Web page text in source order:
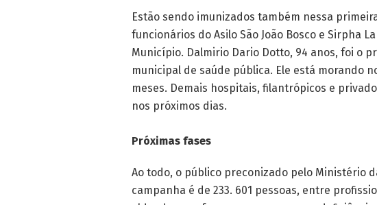
Estão sendo imunizados também nessa
funcionários do Asilo São João Bosco e Sirpha
Município. Dalmirio Dario Dotto, 94 anos, foi o
municipal de saúde pública. Ele está morando
meses. Demais hospitais, filantrópicos e
nos próximos dias.
Próximas fases
Ao todo, o público preconizado pelo Ministério
campanha é de 233. 601 pessoas, entre